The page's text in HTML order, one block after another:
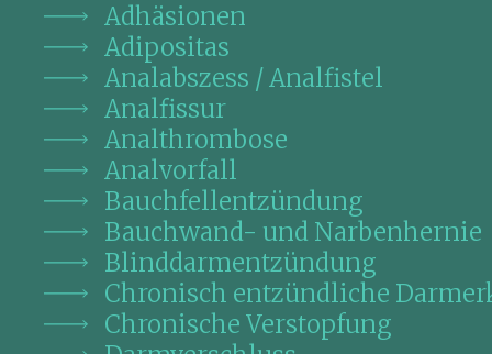
Adhäsionen
Adipositas
Analabszess / Analfistel
Analfissur
Analthrombose
Analvorfall
Bauchfellentzündung
Bauchwand- und Narbenhernie
Blinddarmentzündung
Chronisch entzündliche
Chronische Verstopfung